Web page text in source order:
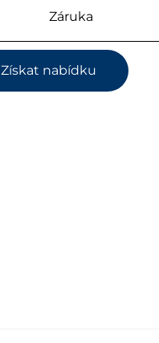
Záruka
Získat nabídku